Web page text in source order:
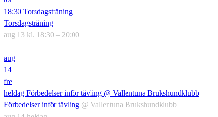
18:30 Torsdagsträning
Torsdagsträning
aug 13 kl. 18:30 – 20:00
aug
14
fre
heldag Förbedelser inför tävling @ Vallentuna Brukshundklubb
Förbedelser inför tävling @ Vallentuna Brukshundklubb